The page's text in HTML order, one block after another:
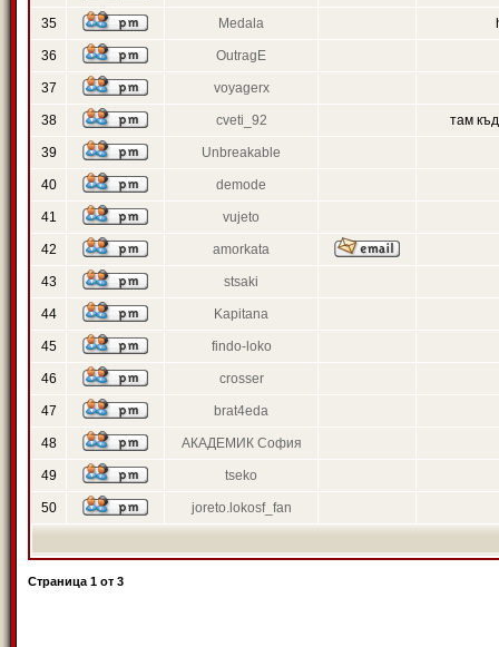
35 Medala
36 OutragE
37 voyagerx
38 cveti_92 там
39 Unbreakable
40 demode
41 vujeto
42 amorkata
43 stsaki
44 Kapitana
45 findo-loko
46 crosser
47 brat4eda
48 АКАДЕМИК София
49 tseko
50 joreto.lokosf_fan
Страница 1 от 3